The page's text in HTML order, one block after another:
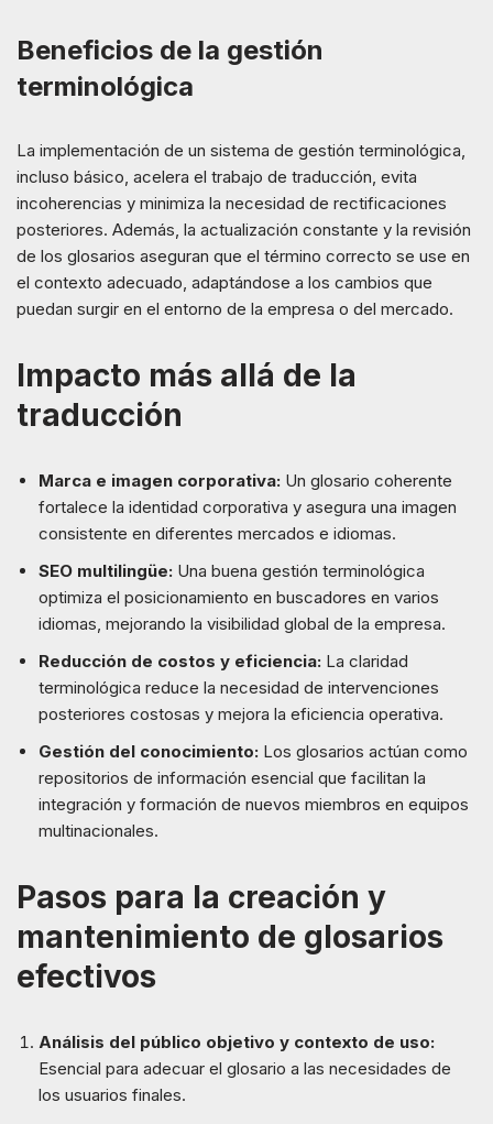
Beneficios de la gestión
terminológica
La implementación de un sistema de gestión terminológica,
incluso básico, acelera el trabajo de traducción, evita
incoherencias y minimiza la necesidad de rectificaciones
posteriores. Además, la actualización constante y la revisión
de los glosarios aseguran que el término correcto se use en
el contexto adecuado, adaptándose a los cambios que
puedan surgir en el entorno de la empresa o del mercado.
Impacto más allá de la
traducción
Marca e imagen corporativa: Un glosario coherente
fortalece la identidad corporativa y asegura una imagen
consistente en diferentes mercados e idiomas.
SEO multilingüe: Una buena gestión terminológica
optimiza el posicionamiento en buscadores en varios
idiomas, mejorando la visibilidad global de la empresa.
Reducción de costos y eficiencia: La claridad
terminológica reduce la necesidad de intervenciones
posteriores costosas y mejora la eficiencia operativa.
Gestión del conocimiento: Los glosarios actúan como
repositorios de información esencial que facilitan la
integración y formación de nuevos miembros en equipos
multinacionales.
Pasos para la creación y
mantenimiento de glosarios
efectivos
Análisis del público objetivo y contexto de uso:
Esencial para adecuar el glosario a las necesidades de
los usuarios finales.